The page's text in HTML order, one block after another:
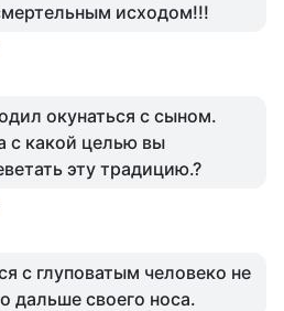
исходом!!!
окунаться с сыном.
с какой целью вы
эту традицию.?
с глуповатым человеко не
дальше своего носа.